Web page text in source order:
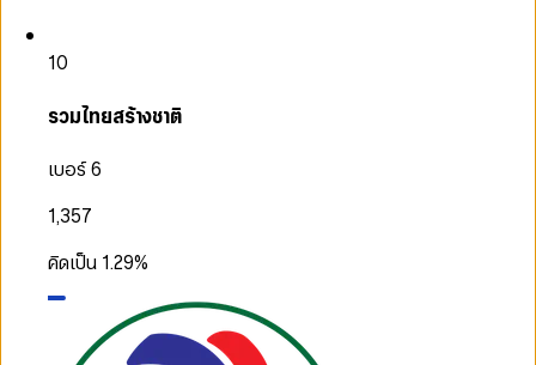
10
รวมไทยสร้างชาติ
เบอร์ 6
1,357
คิดเป็น 1.29%